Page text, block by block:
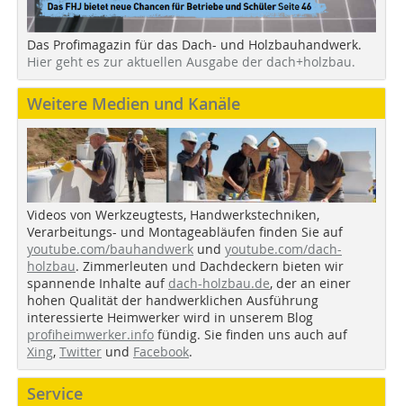
Das Profimagazin für das Dach- und Holzbauhandwerk.
Hier geht es zur aktuellen Ausgabe der dach+holzbau.
Weitere Medien und Kanäle
Videos von Werkzeugtests, Handwerkstechniken,
Verarbeitungs- und Montageabläufen finden Sie auf
youtube.com/bauhandwerk und youtube.com/dach-
holzbau. Zimmerleuten und Dachdeckern bieten wir
spannende Inhalte auf dach-holzbau.de, der an einer
hohen Qualität der handwerklichen Ausführung
interessierte Heimwerker wird in unserem Blog
profiheimwerker.info fündig. Sie finden uns auch auf
Xing, Twitter und Facebook.
Service